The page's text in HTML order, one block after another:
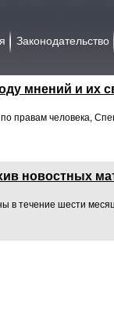
Законодательство
мнений и их
правам человека,
новостных
течение шести